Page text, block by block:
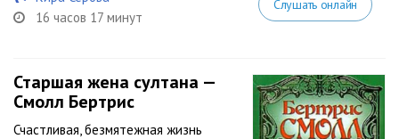
16 часов 17 минут
Слушать онлайн
Старшая жена султана —
Смолл Бертрис
Счастливая, безмятежная жизнь